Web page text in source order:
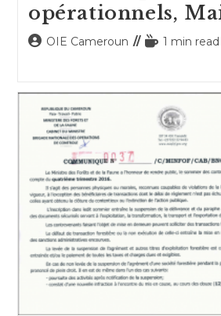
opérationnels,
Auteur/autrice
publication :
OIE Cameroun
Temps1 min read